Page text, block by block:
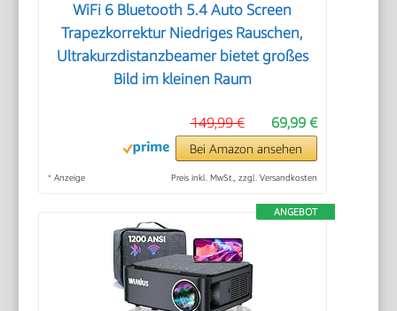
WiFi 6 Bluetooth 5.4 Auto Screen
Trapezkorrektur Niedriges Rauschen,
Ultrakurzdistanzbeamer bietet großes
Bild im kleinen Raum
69,99 €
149,99 €
Bei Amazon ansehen
* Anzeige Preis inkl. MwSt., zzgl. Versandkosten
ANGEBOT